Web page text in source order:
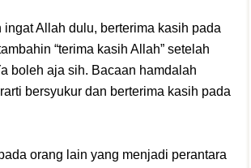
ingat Allah dulu, berterima kasih pada
“terima kasih Allah” setelah
boleh aja sih. Bacaan hamdalah
bersyukur dan berterima kasih pada
orang lain yang menjadi perantara